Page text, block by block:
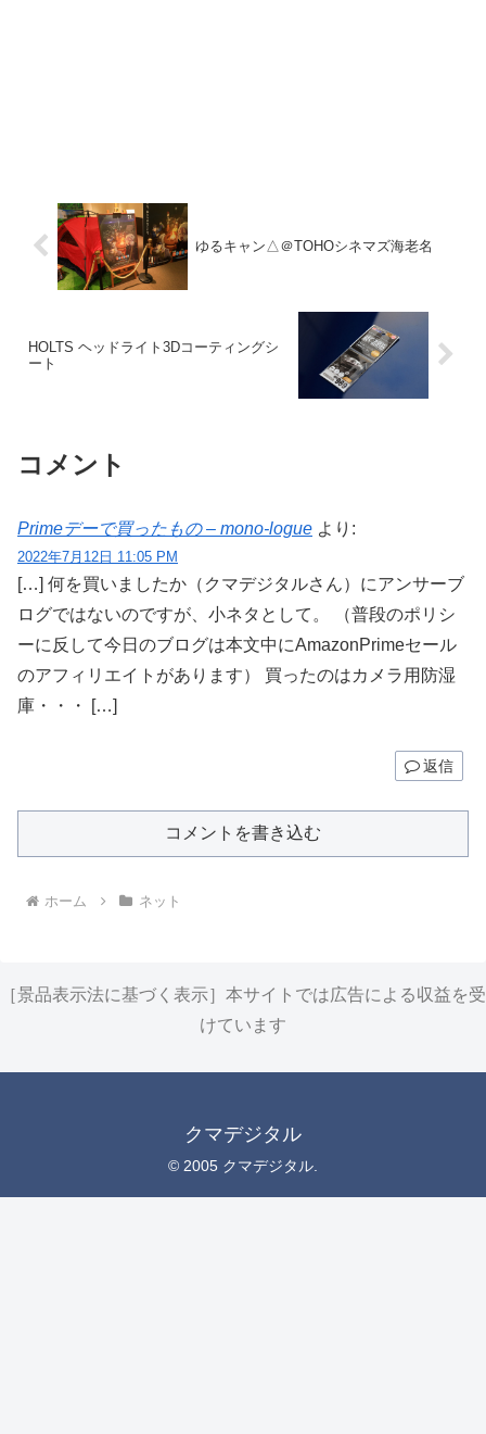
ゆるキャン△＠TOHOシネマズ海老名
HOLTS ヘッドライト3Dコーティングシ
ート
コメント
Primeデーで買ったもの – mono-logue より:
2022年7月12日 11:05 PM
[…] 何を買いましたか（クマデジタルさん）にアンサーブ
ログではないのですが、小ネタとして。 （普段のポリシ
ーに反して今日のブログは本文中にAmazonPrimeセール
のアフィリエイトがあります） 買ったのはカメラ用防湿
庫・・・ […]
返信
コメントを書き込む
ホーム ネット
［景品表示法に基づく表示］本サイトでは広告による収益を受
けています
クマデジタル
© 2005 クマデジタル.